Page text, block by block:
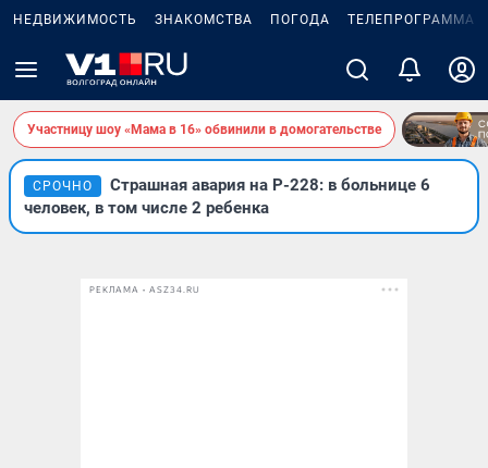
НЕДВИЖИМОСТЬ ЗНАКОМСТВА ПОГОДА ТЕЛЕПРОГРАММА
Участницу шоу «Мама в 16» обвинили в домогательстве
СРОЧНО
Страшная авария на Р-228: в больнице 6
человек, в том числе 2 ребенка
РЕКЛАМА • ASZ34.RU